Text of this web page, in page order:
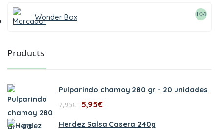
Wonder Box 104
Products
Pulparindo chamoy 280 gr - 20 unidades
7,95€ 5,95€
Herdez Salsa Casera 240g